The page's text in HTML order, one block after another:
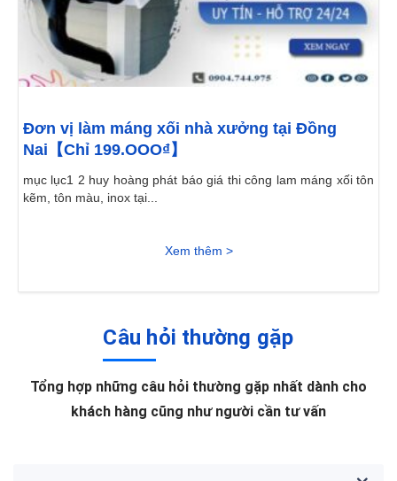
Đơn vị làm máng xối nhà xưởng tại Đồng
Nai【Chỉ 199.OOO₫】
mục lục1 2 huy hoàng phát báo giá thi công lam máng xối tôn
kẽm, tôn màu, inox tại...
Xem thêm >
Câu hỏi thường gặp
Tổng hợp những câu hỏi thường gặp nhất dành cho
khách hàng cũng như người cần tư vấn